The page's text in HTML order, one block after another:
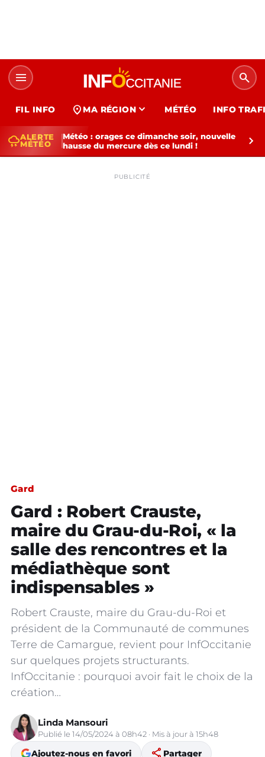
menu search
FIL INFO location_on MA RÉGION expand_more MÉTÉO INFO
thunderstormALERTE
MÉTÉO
Météo : orages ce dimanche soir, nouvelle
hausse du mercure dès ce lundi !
chevron_right
PUBLICITÉ
Gard
Gard : Robert Crauste,
maire du Grau-du-Roi, « la
salle des rencontres et la
médiathèque sont
indispensables »
Robert Crauste, maire du Grau-du-Roi et
président de la Communauté de communes
Terre de Camargue, revient pour InfOccitanie
sur quelques projets structurants.
InfOccitanie : pourquoi avoir fait le choix de la
création…
Linda Mansouri
Publié le 14/05/2024 à 08h42 · Mis à jour à 15h48
Ajoutez-nous en favori share Partager